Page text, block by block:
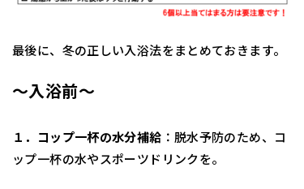
最後に、冬の正しい入浴法をまとめておきます。
～入浴前～
１．コップ一杯の水分補給 ：脱水予防のため、コ
ップ一杯の水やスポーツドリンクを。